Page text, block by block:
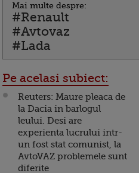
Mai multe despre:
#Renault
#Avtovaz
#Lada
Pe acelasi subiect:
Reuters: Maure pleaca de
la Dacia in barlogul
leului. Desi are
experienta lucrului intr-
un fost stat comunist, la
AvtoVAZ problemele sunt
diferite